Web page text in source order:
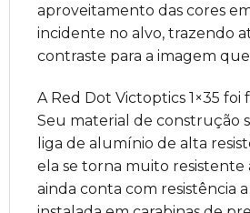
aproveitamento das cores
incidente no alvo, trazendo
contraste para a imagem que
A Red Dot Victoptics 1×35 foi
Seu material de construção
liga de alumínio de alta
ela se torna muito resistente
ainda conta com resistência